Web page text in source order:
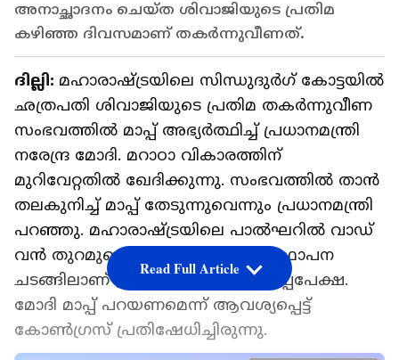
അനാച്ഛാദനം ചെയ്ത ശിവാജിയുടെ പ്രതിമ
കഴിഞ്ഞ ദിവസമാണ് തകർന്നുവീണത്.
ദില്ലി: മഹാരാഷ്ട്രയിലെ സിന്ധുദുർഗ് കോട്ടയിൽ
ഛത്രപതി ശിവാജിയുടെ പ്രതിമ തകർന്നുവീണ
സംഭവത്തിൽ മാപ്പ് അഭ്യർത്ഥിച്ച് പ്രധാനമന്ത്രി
നരേന്ദ്ര മോദി. മറാഠാ വികാരത്തിന്
മുറിവേറ്റതിൽ ഖേദിക്കുന്നു. സംഭവത്തിൽ താൻ
തലകുനിച്ച് മാപ്പ് തേടുന്നുവെന്നും പ്രധാനമന്ത്രി
പറഞ്ഞു. മഹാരാഷ്ട്രയിലെ പാൽഘറിൽ വാഡ്
വൻ തുറമുഖ പദ്ധതിയുടെ ശിലാസ്ഥാപന
ചടങ്ങിലാണ് പ്രധാനമന്ത്രിയുടെ മാപ്പപേക്ഷ.
മോദി മാപ്പ് പറയണമെന്ന് ആവശ്യപ്പെട്ട്
കോൺഗ്രസ് പ്രതിഷേധിച്ചിരുന്നു.
Read Full Article